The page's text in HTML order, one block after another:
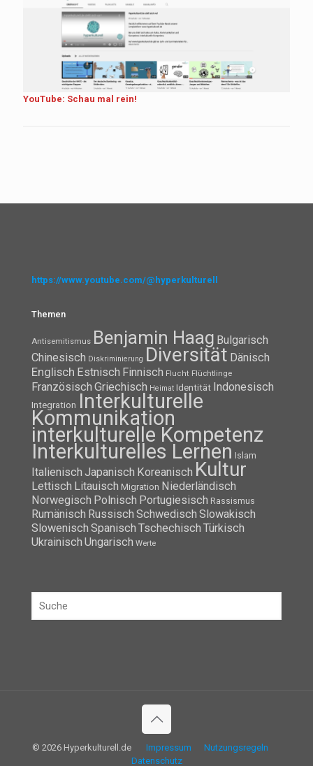
YouTube: Schau mal rein!
https://www.youtube.com/@hyperkulturell
Themen
Antisemitismus Benjamin Haag Bulgarisch
Chinesisch Diskriminierung Diversität Dänisch
Englisch Estnisch Finnisch Flucht Flüchtlinge
Französisch Griechisch Heimat Identität Indonesisch
Integration Interkulturelle
Kommunikation
interkulturelle Kompetenz
Interkulturelles Lernen Islam
Italienisch Japanisch Koreanisch Kultur
Lettisch Litauisch Migration Niederländisch
Norwegisch Polnisch Portugiesisch Rassismus
Rumänisch Russisch Schwedisch Slowakisch
Slowenisch Spanisch Tschechisch Türkisch
Ukrainisch Ungarisch Werte
© 2026 Hyperkulturell.de Impressum
Nutzungsregeln
Datenschutz